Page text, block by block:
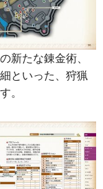
新たな錬金術、
といった、狩猟
。